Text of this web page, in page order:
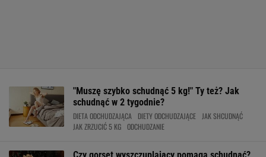
"Muszę szybko schudnąć 5 kg!" Ty też? Jak
schudnąć w 2 tygodnie?
DIETA ODCHUDZAJĄCA DIETY ODCHUDZAJĄCE
JAK SHCUDNĄĆ
JAK ZRZUCIĆ 5 KG ODCHUDZANIE